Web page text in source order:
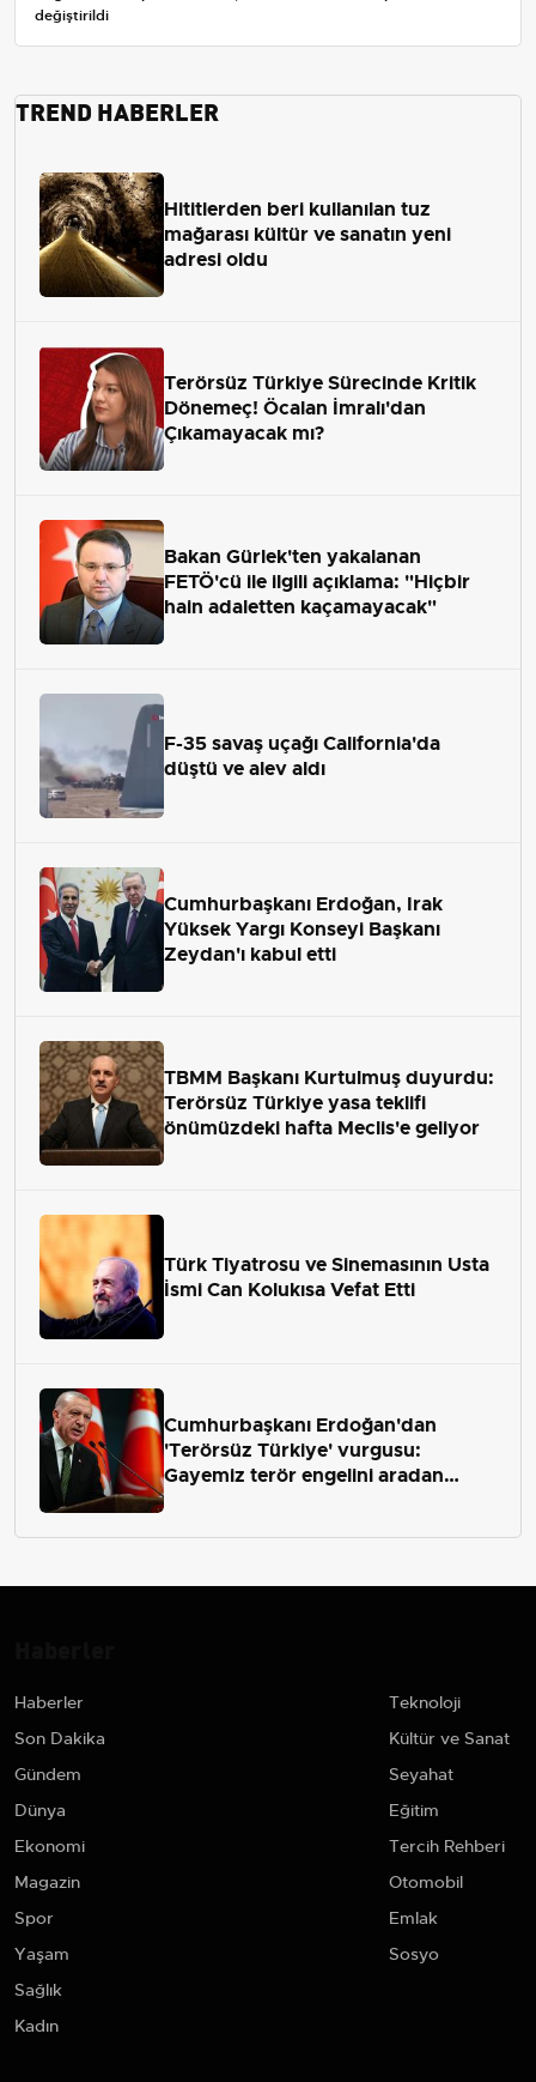
değiştirildi
TREND HABERLER
Hititlerden beri kullanılan tuz
mağarası kültür ve sanatın yeni
adresi oldu
Terörsüz Türkiye Sürecinde Kritik
Dönemeç! Öcalan İmralı'dan
Çıkamayacak mı?
Bakan Gürlek'ten yakalanan
FETÖ'cü ile ilgili açıklama: "Hiçbir
hain adaletten kaçamayacak"
F-35 savaş uçağı California'da
düştü ve alev aldı
Cumhurbaşkanı Erdoğan, Irak
Yüksek Yargı Konseyi Başkanı
Zeydan'ı kabul etti
TBMM Başkanı Kurtulmuş duyurdu:
Terörsüz Türkiye yasa teklifi
önümüzdeki hafta Meclis'e geliyor
Türk Tiyatrosu ve Sinemasının Usta
İsmi Can Kolukısa Vefat Etti
Cumhurbaşkanı Erdoğan'dan
'Terörsüz Türkiye' vurgusu:
Gayemiz terör engelini aradan
Haberler
Son Dakika
Gündem
Dünya
Ekonomi
Magazin
Spor
Yaşam
Sağlık
Kadın
Teknoloji
Kültür ve Sanat
Seyahat
Eğitim
Tercih Rehberi
Otomobil
Emlak
Sosyo